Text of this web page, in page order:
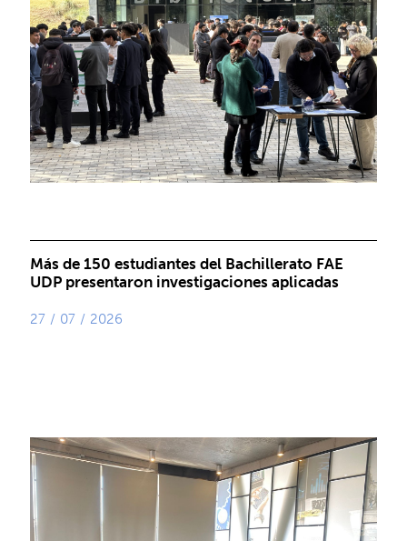
Más de 150 estudiantes del Bachillerato FAE
UDP presentaron investigaciones aplicadas
27 / 07 / 2026